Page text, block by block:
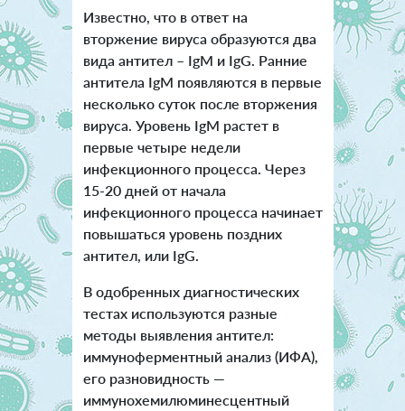
Известно, что в ответ на
вторжение вируса образуются два
вида антител – IgM и IgG. Ранние
антитела IgM появляются в первые
несколько суток после вторжения
вируса. Уровень IgM растет в
первые четыре недели
инфекционного процесса. Через
15-20 дней от начала
инфекционного процесса начинает
повышаться уровень поздних
антител, или IgG.
В одобренных диагностических
тестах используются разные
методы выявления антител:
иммуноферментный анализ (ИФА),
его разновидность —
иммунохемилюминесцентный